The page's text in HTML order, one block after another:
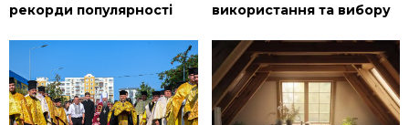
рекорди популярності
використання та вибору